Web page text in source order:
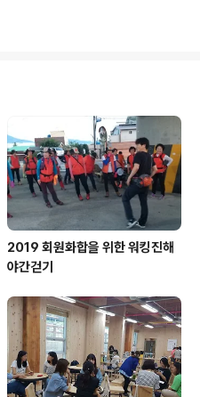
2019 회원화합을 위한 워킹진해
야간걷기